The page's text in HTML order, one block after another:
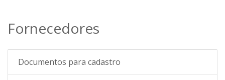
Fornecedores
Documentos para cadastro